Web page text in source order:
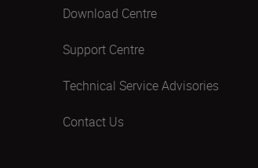
Download Centre
Support Centre
Technical Service Advisories
Contact Us